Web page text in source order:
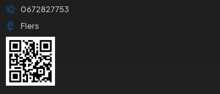
0672827753
Flers